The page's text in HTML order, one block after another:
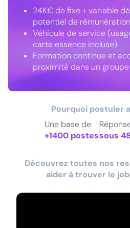
24K€ de fixe + variable
potentiel de
Véhicule de service
carte essence incluse)
Formation continue et
proximité dans un groupe
Pourquoi postuler
Une base de
+1400 postessous
Découvrez toutes nos
aider à trouver le